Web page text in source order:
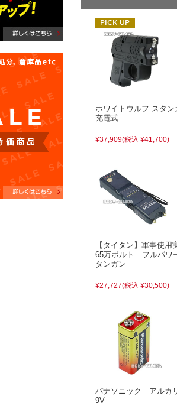
ホワイトウルフ スタン
充電式
¥37,909(税込 ¥41,700)
【タイタン】軍事使
65万ボルト フルパ
タンガン
¥27,727(税込 ¥30,500)
パナソニック アルカ
9V